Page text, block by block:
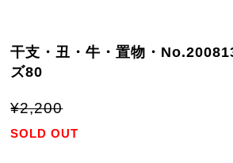
干支・丑・牛・置物・
ズ80
¥2,200
SOLD OUT